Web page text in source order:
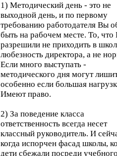
1) Методический день - это не
выходной день, и по первому
требованию работодателя Вы
быть на рабочем месте. То, что
разрешили не приходить в
любезность директора, а не
Если много выступать -
методического дня могут
особенно если большая
Имеют право.
2) За поведение класса
ответственность всегда несет
классный руководитель. И
когда испорчен фасад школы,
дети сбежали посреди